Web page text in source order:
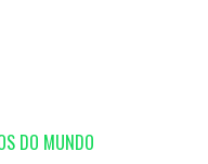
DO MUNDO